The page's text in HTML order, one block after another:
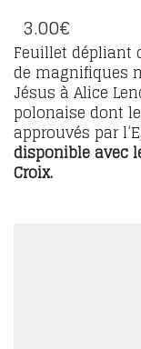
3.00€
Feuillet dépliant
de magnifiques
Jésus à Alice
polonaise dont
approuvés par
disponible avec
Croix.